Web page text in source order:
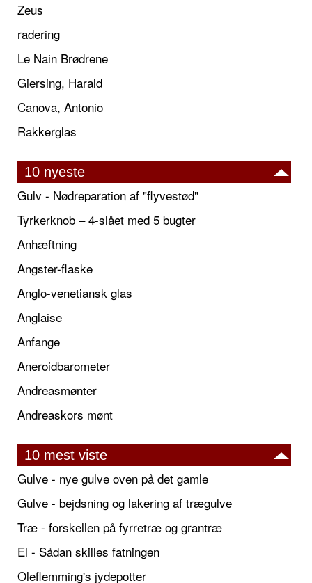
Zeus
radering
Le Nain Brødrene
Giersing, Harald
Canova, Antonio
Rakkerglas
10 nyeste
Gulv - Nødreparation af "flyvestød"
Tyrkerknob – 4-slået med 5 bugter
Anhæftning
Angster-flaske
Anglo-venetiansk glas
Anglaise
Anfange
Aneroidbarometer
Andreasmønter
Andreaskors mønt
10 mest viste
Gulve - nye gulve oven på det gamle
Gulve - bejdsning og lakering af trægulve
Træ - forskellen på fyrretræ og grantræ
El - Sådan skilles fatningen
Oleflemming's jydepotter